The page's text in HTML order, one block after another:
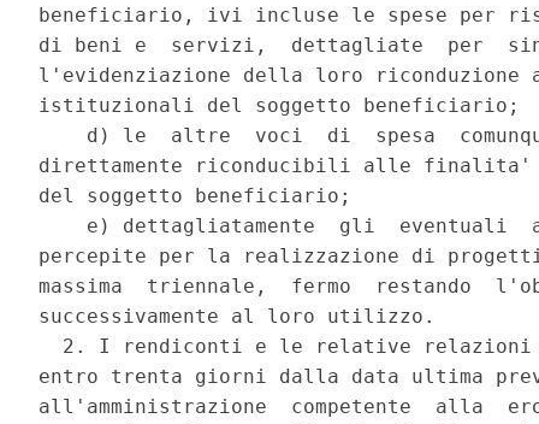
beneficiario, ivi incluse le spese per
di beni e  servizi,  dettagliate  per
l'evidenziazione della loro
istituzionali del soggetto beneficiario;
d) le  altre  voci  di  spesa
direttamente riconducibili alle
del soggetto beneficiario;
e) dettagliatamente  gli  eventuali
percepite per la realizzazione di
massima  triennale,  fermo  restando
successivamente al loro utilizzo.
2. I rendiconti e le relative
entro trenta giorni dalla data ultima
all'amministrazione  competente  alla